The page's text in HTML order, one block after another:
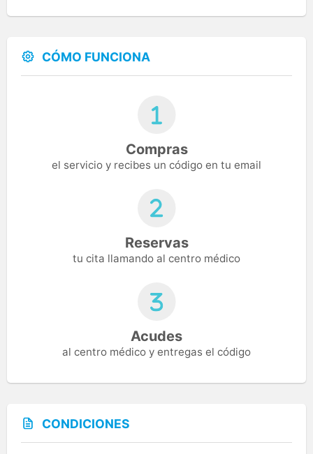
CÓMO FUNCIONA
Compras
el servicio y recibes un código en tu email
Reservas
tu cita llamando al centro médico
Acudes
al centro médico y entregas el código
CONDICIONES